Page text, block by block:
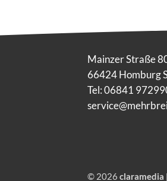
Mainzer Straße
66424 Homburg
Tel: 06841
© 2026 claramedia